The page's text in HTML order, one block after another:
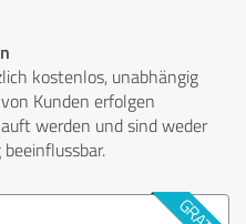
kostenlos, unabhängig
Kunden erfolgen
werden und sind weder